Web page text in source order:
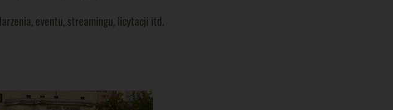
eventu, streamingu, licytacji itd.